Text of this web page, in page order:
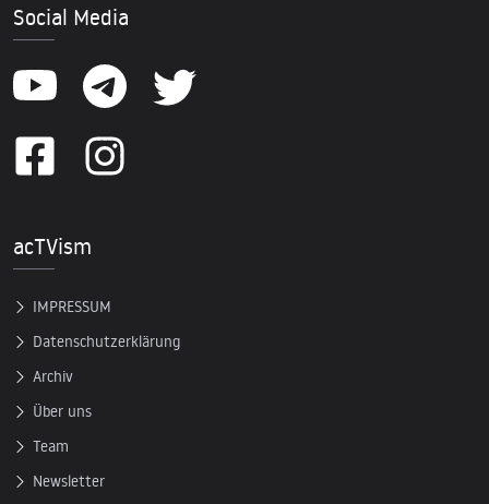
Social Media
acTVism
IMPRESSUM
Datenschutzerklärung
Archiv
Über uns
Team
Newsletter